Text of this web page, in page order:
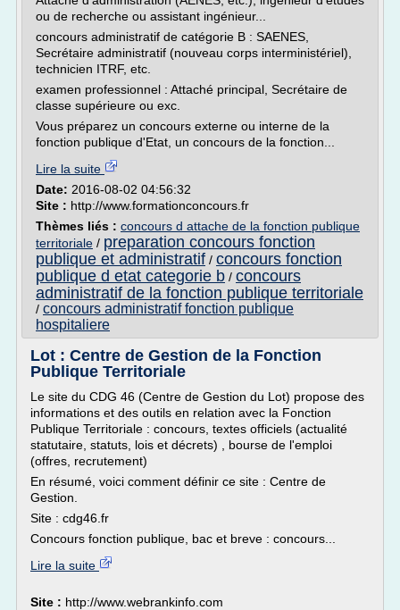
ou de recherche ou assistant ingénieur...
concours administratif de catégorie B : SAENES,
Secrétaire administratif (nouveau corps interministériel),
technicien ITRF, etc.
examen professionnel : Attaché principal, Secrétaire de
classe supérieure ou exc.
Vous préparez un concours externe ou interne de la
fonction publique d'Etat, un concours de la fonction...
Lire la suite
Date: 2016-08-02 04:56:32
Site : http://www.formationconcours.fr
Thèmes liés : concours d attache de la fonction publique
territoriale / preparation concours fonction
publique et administratif / concours fonction
publique d etat categorie b / concours
administratif de la fonction publique territoriale
/ concours administratif fonction publique
hospitaliere
Lot : Centre de Gestion de la Fonction
Publique Territoriale
Le site du CDG 46 (Centre de Gestion du Lot) propose des
informations et des outils en relation avec la Fonction
Publique Territoriale : concours, textes officiels (actualité
statutaire, statuts, lois et décrets) , bourse de l'emploi
(offres, recrutement)
En résumé, voici comment définir ce site : Centre de
Gestion.
Site : cdg46.fr
Concours fonction publique, bac et breve : concours...
Lire la suite
Site : http://www.webrankinfo.com